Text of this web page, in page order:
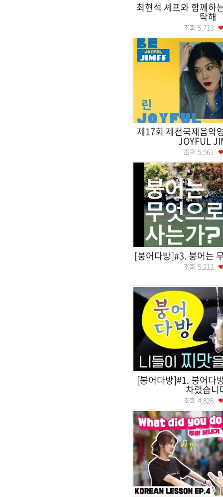
최현석 셰프와 함께하
탁해
조회 5,713
제17회 제천국제음악
JOYFUL
조회 5,561
[붕어다방]#3. 붕어는
조회 5,212
[붕어다방]#1. 붕어다
차렸습니
조회 4,828